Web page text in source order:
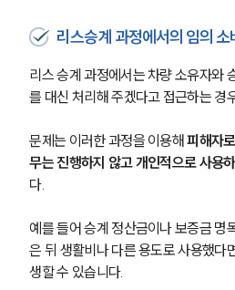
리스승계 과정에서의 임의 소
리스 승계 과정에서는 차량 소유자와
를 대신 처리해 주겠다고 접근하는 경
문제는 이러한 과정을 이용해 피해자
무는 진행하지 않고 개인적으로 사용
다.
예를 들어 승계 정산금이나 보증금
은 뒤 생활비나 다른 용도로 사용했다
생할 수 있습니다.